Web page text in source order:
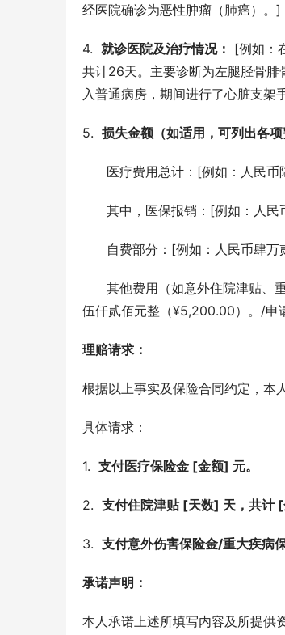
经医院确诊为恶性肿瘤（肺癌）。]
4. 就诊医院及治疗情况：
[例如：
共计26天。主要诊断为左腿胫骨
入普通病房，期间进行了心脏支架
5. 损失金额（如适用，可列出各项
医疗费用总计：[例如：人
其中，医保报销：[例如：
自费部分：[例如：人民币
伍仟贰佰元整（¥5,200.00）。/申
理赔请求：
根据以上事实及保险合同约定，本
具体请求：
1. 支付医疗保险金 [金额] 元。
2. 支付住院津贴 [天数] 天，共计 [
3. 支付意外伤害保险金/重大疾病
承诺声明：
本人承诺上述所填写内容及所提供